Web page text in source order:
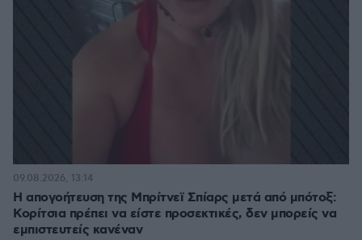
Η απογοήτευση της Μπρίτνεϊ Σπίαρς μετά από μπότοξ:
Κορίτσια πρέπει να είστε προσεκτικές, δεν μπορείς να
εμπιστευτείς κανέναν
09.08.2026, 13:14